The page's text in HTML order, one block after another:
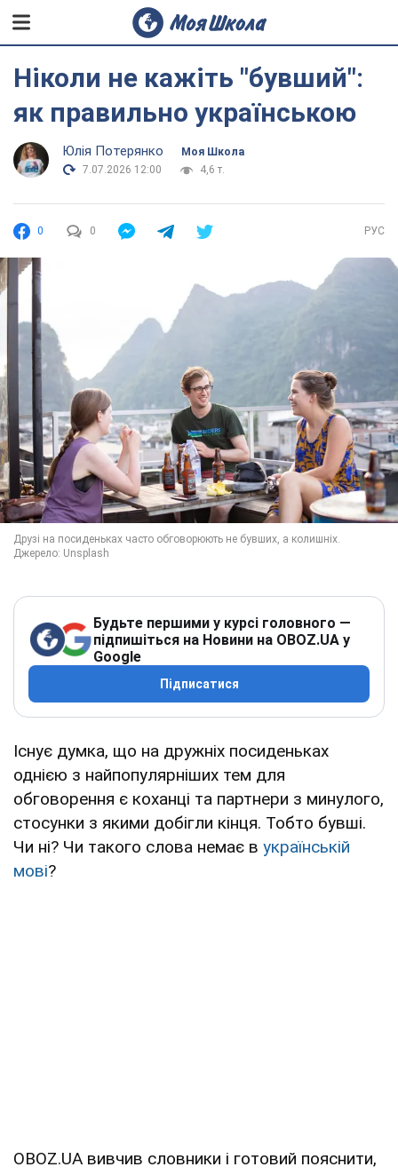
Ніколи не кажіть "бувший":
як правильно українською
Юлія Потерянко
Моя Школа
7.07.2026 12:00
4,6 т.
0 0 РУС
Будьте першими у курсі головного —
підпишіться на Новини на OBOZ.UA у
Google
Підписатися
Існує думка, що на дружніх посиденьках
однією з найпопулярніших тем для
обговорення є коханці та партнери з минулого,
стосунки з якими добігли кінця. Тобто бувші.
Чи ні? Чи такого слова немає в українській
мові?
OBOZ.UA вивчив словники і готовий пояснити,